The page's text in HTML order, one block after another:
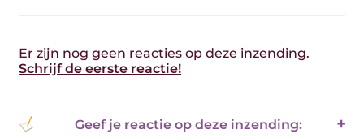
Er zijn nog geen reacties op deze inzending.
Schrijf de eerste reactie!
Geef je reactie op deze inzending: